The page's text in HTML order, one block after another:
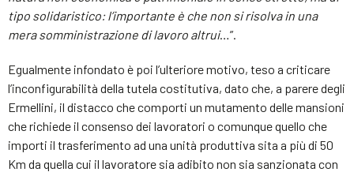
tipo solidaristico: l’importante è che non si risolva in una
mera somministrazione di lavoro altrui…”.
Egualmente infondato è poi l’ulteriore motivo, teso a criticare
l’inconfigurabilità della tutela costitutiva, dato che, a parere degli
Ermellini, il distacco che comporti un mutamento delle mansioni
che richiede il consenso dei lavoratori o comunque quello che
importi il trasferimento ad una unità produttiva sita a più di 50
Km da quella cui il lavoratore sia adibito non sia sanzionata con